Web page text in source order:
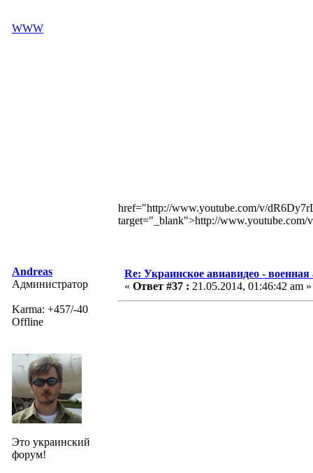
WWW
href="http://www.youtube.com/v/
target="_blank">http://
Andreas
Администратор
Karma: +457/-40
Offline
Это украинский
форум!
Re: Украинское авиавидео -
« Ответ #37 : 21.05.2014, 01:46:42 am »